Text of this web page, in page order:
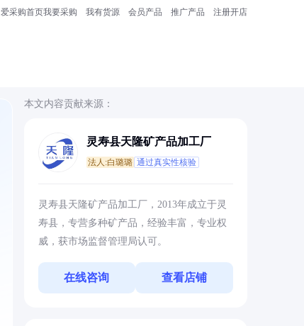
爱采购首页我要采购 我有货源 会员产品 推广产品 注册开店
本文内容贡献来源：
灵寿县天隆矿产品加工厂
法人:白璐璐 通过真实性核验
灵寿县天隆矿产品加工厂，2013年成立于灵
寿县，专营多种矿产品，经验丰富，专业权
威，获市场监督管理局认可。
在线咨询 查看店铺